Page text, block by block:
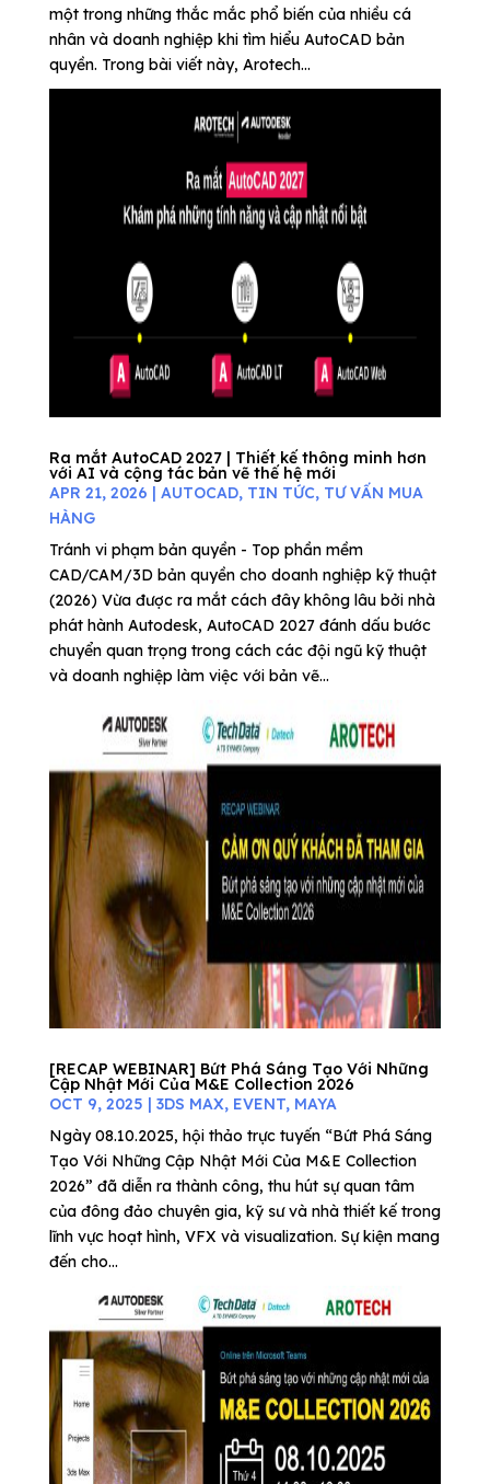
một trong những thắc mắc phổ biến của nhiều cá
nhân và doanh nghiệp khi tìm hiểu AutoCAD bản
quyền. Trong bài viết này, Arotech...
Ra mắt AutoCAD 2027 | Thiết kế thông minh hơn
với AI và cộng tác bản vẽ thế hệ mới
APR 21, 2026 | AUTOCAD, TIN TỨC, TƯ VẤN MUA
HÀNG
Tránh vi phạm bản quyền - Top phần mềm
CAD/CAM/3D bản quyền cho doanh nghiệp kỹ thuật
(2026) Vừa được ra mắt cách đây không lâu bởi nhà
phát hành Autodesk, AutoCAD 2027 đánh dấu bước
chuyển quan trọng trong cách các đội ngũ kỹ thuật
và doanh nghiệp làm việc với bản vẽ...
[RECAP WEBINAR] Bứt Phá Sáng Tạo Với Những
Cập Nhật Mới Của M&E Collection 2026
OCT 9, 2025 | 3DS MAX, EVENT, MAYA
Ngày 08.10.2025, hội thảo trực tuyến “Bứt Phá Sáng
Tạo Với Những Cập Nhật Mới Của M&E Collection
2026” đã diễn ra thành công, thu hút sự quan tâm
của đông đảo chuyên gia, kỹ sư và nhà thiết kế trong
lĩnh vực hoạt hình, VFX và visualization. Sự kiện mang
đến cho...